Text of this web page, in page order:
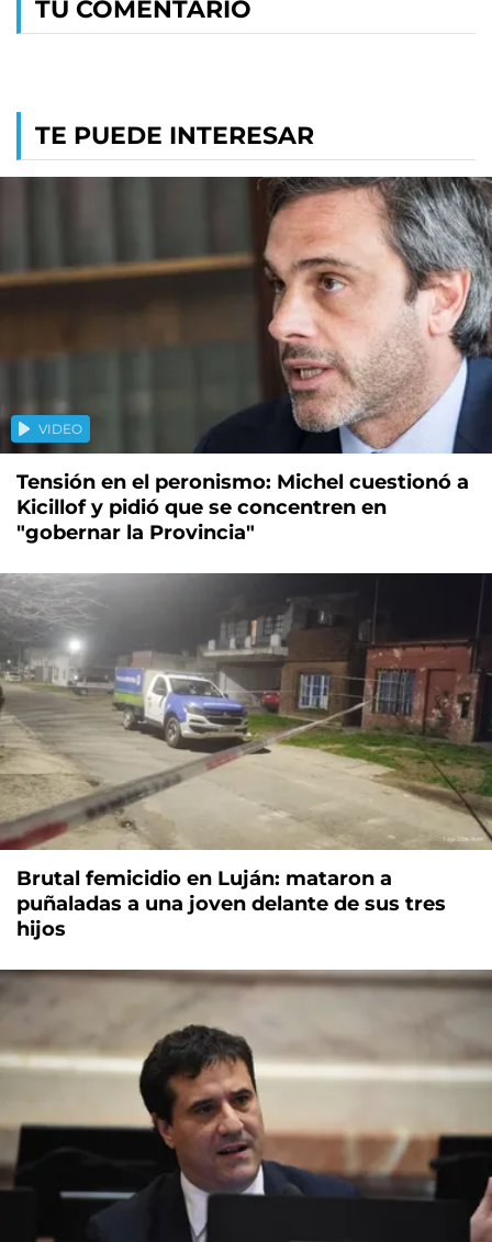
TU COMENTARIO
TE PUEDE INTERESAR
VIDEO
Tensión en el peronismo: Michel cuestionó a
Kicillof y pidió que se concentren en
"gobernar la Provincia"
Brutal femicidio en Luján: mataron a
puñaladas a una joven delante de sus tres
hijos